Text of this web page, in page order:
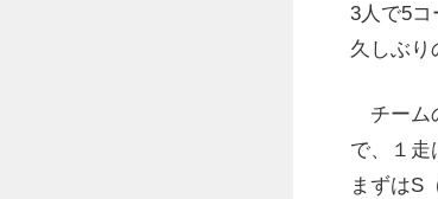
3人で5コ
久しぶり
チーム
で、１走
まずはS